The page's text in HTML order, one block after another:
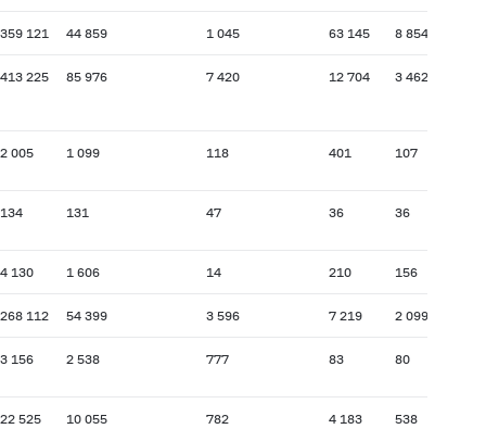
359 121 44 859 1 045 63 145 8 854
413 225 85 976 7 420 12 704 3 462
2 005 1 099 118 401 107
134 131 47 36 36
4 130 1 606 14 210 156
268 112 54 399 3 596 7 219 2 099
3 156 2 538 777 83 80
22 525 10 055 782 4 183 538